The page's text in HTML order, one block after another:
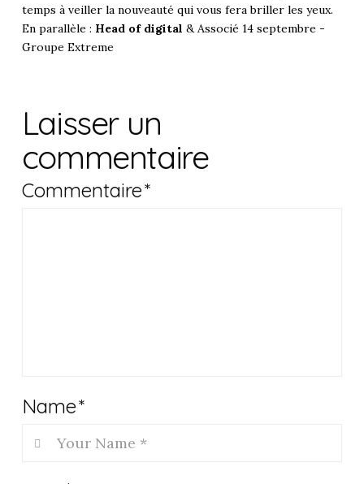
temps à veiller la nouveauté qui vous fera briller les yeux.
En parallèle : Head of digital & Associé 14 septembre -
Groupe Extreme
Laisser un
commentaire
Commentaire*
Name*